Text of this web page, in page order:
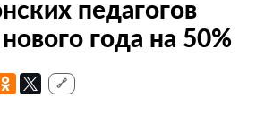
педагогов
года на 50%
🔗